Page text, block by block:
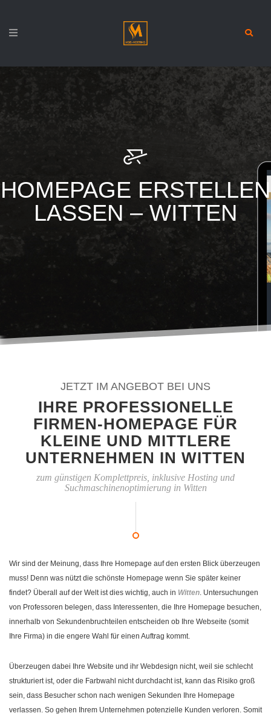
HOMEPAGE ERSTELLEN
LASSEN – WITTEN
JETZT IM ANGEBOT BEI UNS
IHRE PROFESSIONELLE
FIRMEN-HOMEPAGE FÜR
KLEINE UND MITTLERE
UNTERNEHMEN IN WITTEN
zum günstigen Komplettpreis, inklusive Hosting und
Suchmaschinenoptimierung in Witten
Wir sind der Meinung, dass Ihre Homepage auf den ersten Blick überzeugen
muss! Denn was nützt die schönste Homepage wenn Sie später keiner
findet? Überall auf der Welt ist dies wichtig, auch in Witten. Untersuchungen
von Professoren belegen, dass Interessenten, die Ihre Homepage besuchen,
innerhalb von Sekundenbruchteilen entscheiden ob Ihre Webseite (somit
Ihre Firma) in die engere Wahl für einen Auftrag kommt.
Überzeugen dabei Ihre Website und ihr Webdesign nicht, weil sie schlecht
strukturiert ist, oder die Farbwahl nicht durchdacht ist, kann das Risiko groß
sein, dass Besucher schon nach wenigen Sekunden Ihre Homepage
verlassen. So gehen Ihrem Unternehmen potenzielle Kunden verloren. Somit